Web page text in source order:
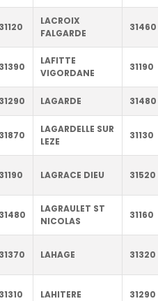
31120
LACROIX
FALGARDE
31460
31390
LAFITTE
VIGORDANE
31190
31290 LAGARDE 31480
31870
LAGARDELLE SUR
LEZE
31130
31190 LAGRACE DIEU 31520
31480
LAGRAULET ST
NICOLAS
31160
31370 LAHAGE 31320
31310 LAHITERE 31290